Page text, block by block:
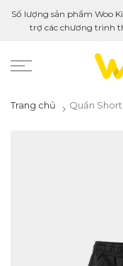
Số lượng sản phẩm Woo
trợ các chương trình
Trang chủ Quần